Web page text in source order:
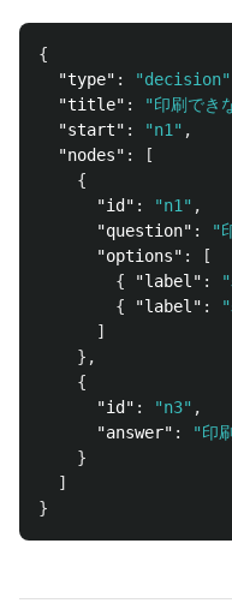
{
"type" : "decision"
"title" : "印刷でき
"start" : "n1" ,
"nodes" :
[
{
"id" : "n1" ,
"question" : "
"options" :
[
{
"label" :
{
"label" :
]
},
{
"id" : "n3" ,
"answer" :
"印
}
]
}